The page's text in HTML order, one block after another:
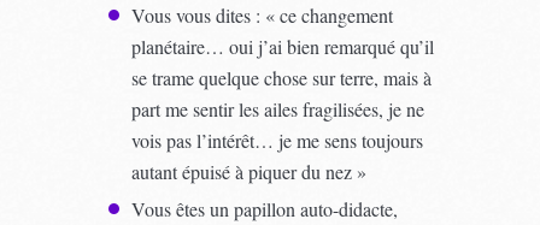
Vous vous dites : « ce changement
planétaire… oui j’ai bien remarqué qu’il
se trame quelque chose sur terre, mais à
part me sentir les ailes fragilisées, je ne
vois pas l’intérêt… je me sens toujours
autant épuisé à piquer du nez »
Vous êtes un papillon auto-didacte,